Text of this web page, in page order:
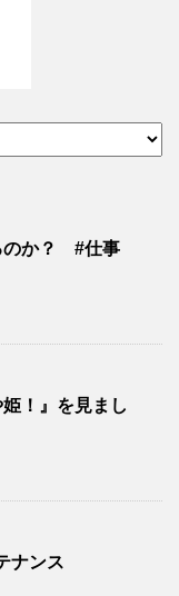
のか？ #仕事
！』を見まし
テナンス